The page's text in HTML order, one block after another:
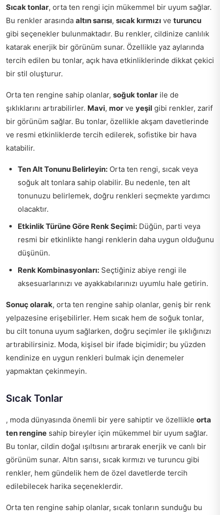
Sıcak tonlar, orta ten rengi için mükemmel bir uyum sağlar.
Bu renkler arasında altın sarısı, sıcak kırmızı ve turuncu
gibi seçenekler bulunmaktadır. Bu renkler, cildinize canlılık
katarak enerjik bir görünüm sunar. Özellikle yaz aylarında
tercih edilen bu tonlar, açık hava etkinliklerinde dikkat çekici
bir stil oluşturur.
Orta ten rengine sahip olanlar, soğuk tonlar ile de
şıklıklarını artırabilirler. Mavi, mor ve yeşil gibi renkler, zarif
bir görünüm sağlar. Bu tonlar, özellikle akşam davetlerinde
ve resmi etkinliklerde tercih edilerek, sofistike bir hava
katabilir.
Ten Alt Tonunu Belirleyin: Orta ten rengi, sıcak veya
soğuk alt tonlara sahip olabilir. Bu nedenle, ten alt
tonunuzu belirlemek, doğru renkleri seçmekte yardımcı
olacaktır.
Etkinlik Türüne Göre Renk Seçimi: Düğün, parti veya
resmi bir etkinlikte hangi renklerin daha uygun olduğunu
düşünün.
Renk Kombinasyonları: Seçtiğiniz abiye rengi ile
aksesuarlarınızı ve ayakkabılarınızı uyumlu hale getirin.
Sonuç olarak, orta ten rengine sahip olanlar, geniş bir renk
yelpazesine erişebilirler. Hem sıcak hem de soğuk tonlar,
bu cilt tonuna uyum sağlarken, doğru seçimler ile şıklığınızı
artırabilirsiniz. Moda, kişisel bir ifade biçimidir; bu yüzden
kendinize en uygun renkleri bulmak için denemeler
yapmaktan çekinmeyin.
Sıcak Tonlar
, moda dünyasında önemli bir yere sahiptir ve özellikle orta
ten rengine sahip bireyler için mükemmel bir uyum sağlar.
Bu tonlar, cildin doğal ışıltısını artırarak enerjik ve canlı bir
görünüm sunar. Altın sarısı, sıcak kırmızı ve turuncu gibi
renkler, hem gündelik hem de özel davetlerde tercih
edilebilecek harika seçeneklerdir.
Orta ten rengine sahip olanlar, sıcak tonların sunduğu bu